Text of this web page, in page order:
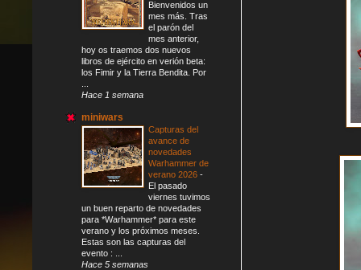
Bienvenidos un
mes más. Tras
el parón del
mes anterior,
hoy os traemos dos nuevos
libros de ejército en verión beta:
los Fimir y la Tierra Bendita. Por
Hace 1 semana
miniwars
Capturas del
avance de
novedades
Warhammer de
verano 2026 -
El pasado
viernes tuvimos
un buen reparto de novedades
para *Warhammer* para este
verano y los próximos meses.
Estas son las capturas del
evento : ...
Hace 5 semanas